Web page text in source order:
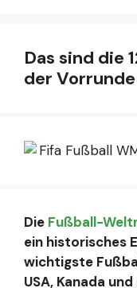
Das sind die
der Vorrunde
Die Fußball-
ein historisches
wichtigste
USA, Kanada